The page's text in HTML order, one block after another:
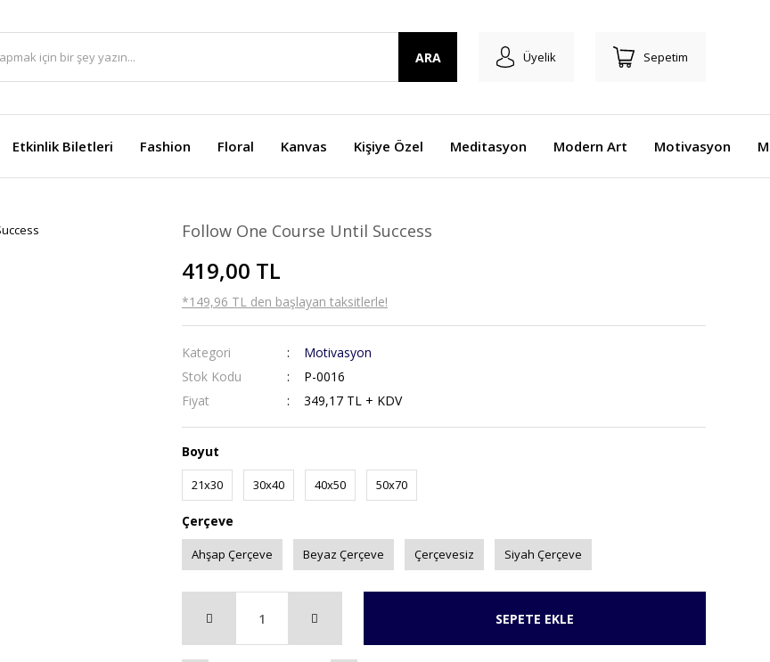
ARA Üyelik Sepetim
Etkinlik Biletleri Fashion Floral Kanvas Kişiye Özel Meditasyon Modern Art Motivasyon
Follow One Course Until Success
419,00 TL
*149,96 TL den başlayan taksitlerle!
Kategori
Motivasyon
Stok Kodu
P-0016
Fiyat
349,17 TL + KDV
Boyut
21x30 30x40 40x50 50x70
Çerçeve
Ahşap Çerçeve Beyaz Çerçeve Çerçevesiz Siyah Çerçeve
SEPETE EKLE